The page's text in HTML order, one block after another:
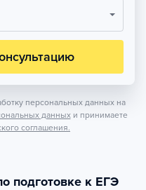
персональных данных на
данных и принимаете
соглашения.
подготовке к ЕГЭ